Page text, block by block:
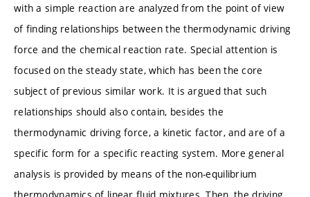
with a simple reaction are analyzed from the point of view
of finding relationships between the thermodynamic driving
force and the chemical reaction rate. Special attention is
focused on the steady state, which has been the core
subject of previous similar work. It is argued that such
relationships should also contain, besides the
thermodynamic driving force, a kinetic factor, and are of a
specific form for a specific reacting system. More general
analysis is provided by means of the non-equilibrium
thermodynamics of linear fluid mixtures. Then, the driving